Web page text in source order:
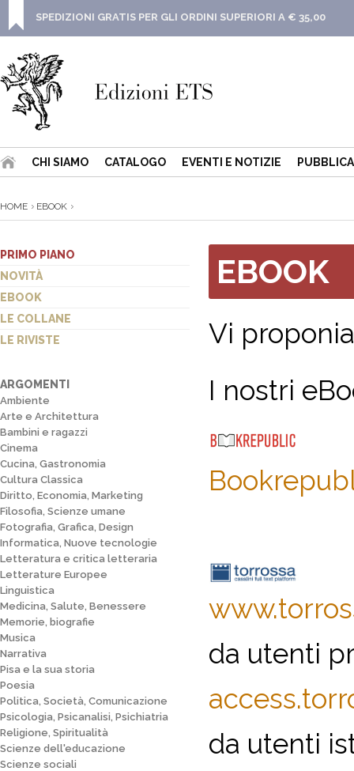
SPEDIZIONI GRATIS PER GLI ORDINI SUPERIORI A € 35,00
CHI SIAMO CATALOGO EVENTI E NOTIZIE
HOME EBOOK
PRIMO PIANO
NOVITÀ
EBOOK
LE COLLANE
LE RIVISTE
ARGOMENTI
Ambiente
Arte e Architettura
Bambini e ragazzi
Cinema
Cucina, Gastronomia
Cultura Classica
Diritto, Economia, Marketing
Filosofia, Scienze umane
Fotografia, Grafica, Design
Informatica, Nuove tecnologie
Letteratura e critica letteraria
Letterature Europee
Linguistica
Medicina, Salute, Benessere
Memorie, biografie
Musica
Narrativa
Pisa e la sua storia
Poesia
Politica, Società, Comunicazione
Psicologia, Psicanalisi, Psichiatria
Religione, Spiritualità
Scienze dell'educazione
Scienze sociali
EBOOK
Vi
I nostri
da utenti
da utenti